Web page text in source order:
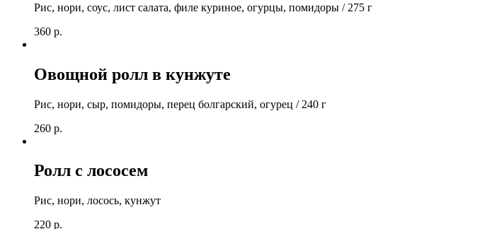
Рис, нори, соус, лист салата, филе куриное, огурцы, помидоры / 275 г
360 р.
Овощной ролл в кунжуте
Рис, нори, сыр, помидоры, перец болгарский, огурец / 240 г
260 р.
Ролл с лососем
Рис, нори, лосось, кунжут
220 р.